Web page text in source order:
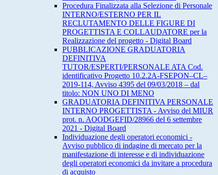
Procedura Finalizzata alla Selezione di Personale
INTERNO/ESTERNO PER IL
RECLUTAMENTO DELLE FIGURE DI
PROGETTISTA E COLLAUDATORE per la
Realizzazione del progetto - Digital Board
PUBBLICAZIONE GRADUATORIA
DEFINITIVA
TUTOR/ESPERTI/PERSONALE ATA Cod.
identificativo Progetto 10.2.2A-FSEPON–CL–
2019-114, Avviso 4395 del 09/03/2018 – dal
titolo: NON UNO DI MENO
GRADUATORIA DEFINITIVA PERSONALE
INTERNO PROGETTISTA - Avviso del MIUR
prot. n. AOODGEFID/28966 del 6 settembre
2021 - Digital Board
Individuazione degli operatori economici -
Avviso pubblico di indagine di mercato per la
manifestazione di interesse e di individuazione
degli operatori economici da invitare a procedura
di acquisto